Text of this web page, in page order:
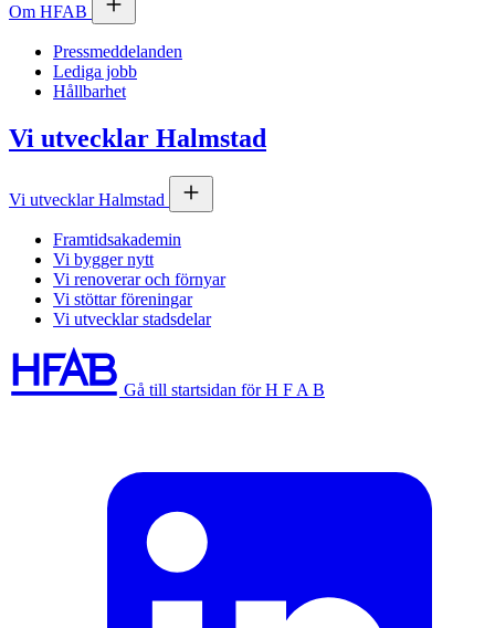
Om HFAB
Pressmeddelanden
Lediga jobb
Hållbarhet
Vi utvecklar Halmstad
Vi utvecklar Halmstad
Framtidsakademin
Vi bygger nytt
Vi renoverar och förnyar
Vi stöttar föreningar
Vi utvecklar stadsdelar
Gå till startsidan för H F A B